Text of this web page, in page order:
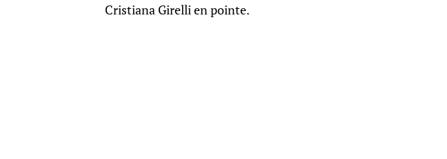
Cristiana Girelli en pointe.